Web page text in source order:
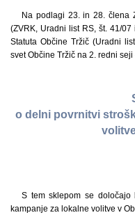
Na podlagi 23. in 28. člena
(ZVRK, Uradni list RS, št. 41/
Statuta Občine Tržič (Uradni
svet Občine Tržič na 2. redni
o delni povrnitvi
S tem sklepom se določajo
kampanje za lokalne volitve v